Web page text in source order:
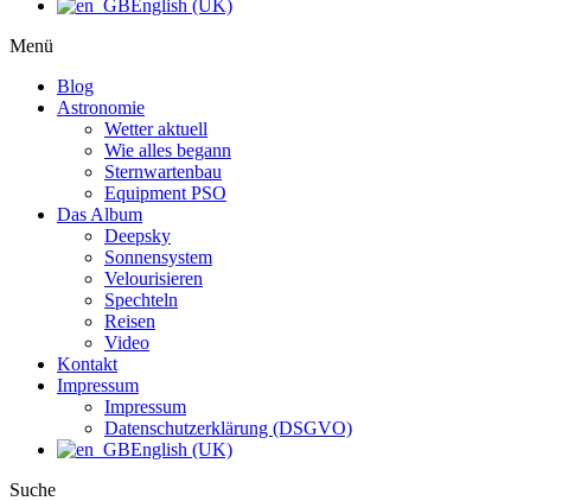
English (UK)
Menü
Blog
Astronomie
Wetter aktuell
Wie alles begann
Sternwartenbau
Equipment PSO
Das Album
Deepsky
Sonnensystem
Velourisieren
Spechteln
Reisen
Video
Kontakt
Impressum
Impressum
Datenschutzerklärung (DSGVO)
English (UK)
Suche